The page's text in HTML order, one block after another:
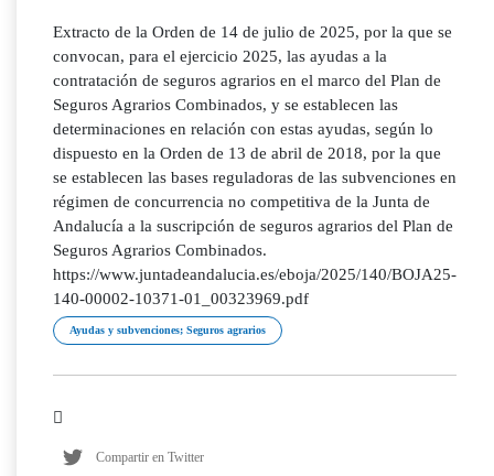
Extracto de la Orden de 14 de julio de 2025, por la que se
convocan, para el ejercicio 2025, las ayudas a la
contratación de seguros agrarios en el marco del Plan de
Seguros Agrarios Combinados, y se establecen las
determinaciones en relación con estas ayudas, según lo
dispuesto en la Orden de 13 de abril de 2018, por la que
se establecen las bases reguladoras de las subvenciones en
régimen de concurrencia no competitiva de la Junta de
Andalucía a la suscripción de seguros agrarios del Plan de
Seguros Agrarios Combinados.
https://www.juntadeandalucia.es/eboja/2025/140/BOJA25-
140-00002-10371-01_00323969.pdf
Ayudas y subvenciones; Seguros agrarios
Compartir en Twitter